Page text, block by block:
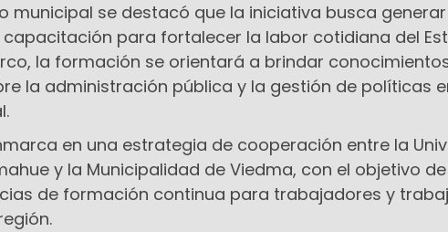
municipal se destacó que la iniciativa busca
para fortalecer la labor cotidiana del
la formación se orientará a brindar
la administración pública y la gestión de políticas
en una estrategia de cooperación entre la
y la Municipalidad de Viedma, con el objetivo de
de formación continua para trabajadores y